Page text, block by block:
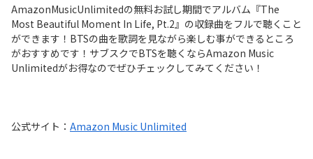
AmazonMusicUnlimitedの無料お試し期間でアルバム『The
Most Beautiful Moment In Life, Pt.2』の収録曲をフルで聴くこと
ができます！BTSの曲を歌詞を見ながら楽しむ事ができるところ
がおすすめです！サブスクでBTSを聴くならAmazon Music
Unlimitedがお得なのでぜひチェックしてみてください！
公式サイト： Amazon Music Unlimited